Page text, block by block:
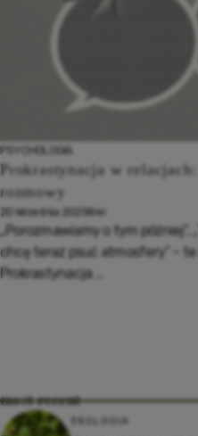
PSYCHOLOGIA
Prokrastynacja w
rozmowy
20 Września 2025Krei
„Porozmawiamy o tym później”,
chcę teraz psuć atmosfery” – te
Prokrastynacja ...
most recent
EKOLOGIA